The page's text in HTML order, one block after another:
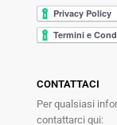
CONTATTACI
Per qualsiasi
contattarci qui: